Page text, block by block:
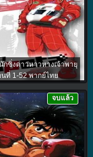
กซิ่งดาวหาวหางเจ้าพายุ
ที่ 1-52 พากย์ไทย
จบแล้ว